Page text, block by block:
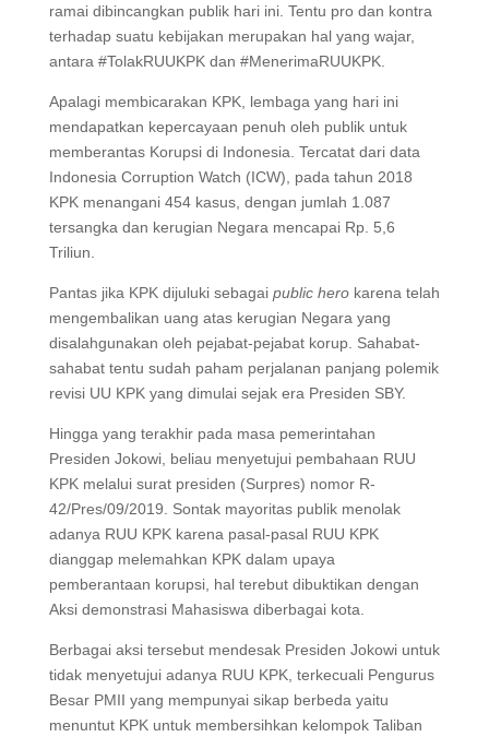
ramai dibincangkan publik hari ini. Tentu pro dan kontra
terhadap suatu kebijakan merupakan hal yang wajar,
antara #TolakRUUKPK dan #MenerimaRUUKPK.
Apalagi membicarakan KPK, lembaga yang hari ini
mendapatkan kepercayaan penuh oleh publik untuk
memberantas Korupsi di Indonesia. Tercatat dari data
Indonesia Corruption Watch (ICW), pada tahun 2018
KPK menangani 454 kasus, dengan jumlah 1.087
tersangka dan kerugian Negara mencapai Rp. 5,6
Triliun.
Pantas jika KPK dijuluki sebagai public hero karena telah
mengembalikan uang atas kerugian Negara yang
disalahgunakan oleh pejabat-pejabat korup. Sahabat-
sahabat tentu sudah paham perjalanan panjang polemik
revisi UU KPK yang dimulai sejak era Presiden SBY.
Hingga yang terakhir pada masa pemerintahan
Presiden Jokowi, beliau menyetujui pembahaan RUU
KPK melalui surat presiden (Surpres) nomor R-
42/Pres/09/2019. Sontak mayoritas publik menolak
adanya RUU KPK karena pasal-pasal RUU KPK
dianggap melemahkan KPK dalam upaya
pemberantaan korupsi, hal terebut dibuktikan dengan
Aksi demonstrasi Mahasiswa diberbagai kota.
Berbagai aksi tersebut mendesak Presiden Jokowi untuk
tidak menyetujui adanya RUU KPK, terkecuali Pengurus
Besar PMII yang mempunyai sikap berbeda yaitu
menuntut KPK untuk membersihkan kelompok Taliban